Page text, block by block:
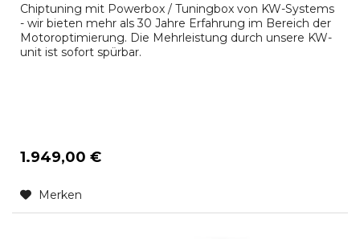
Chiptuning mit Powerbox / Tuningbox von KW-Systems
- wir bieten mehr als 30 Jahre Erfahrung im Bereich der
Motoroptimierung. Die Mehrleistung durch unsere KW-
unit ist sofort spürbar.
1.949,00 €
Merken